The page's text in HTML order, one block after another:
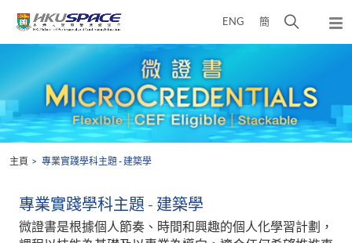
ENG 簡
開
介
面
彈
出
主頁 專業實踐學科主題 - 建築學
專業實踐學科主題 - 建築學
微證書是根據個人節奏、時間和興趣的個人化學習計劃，